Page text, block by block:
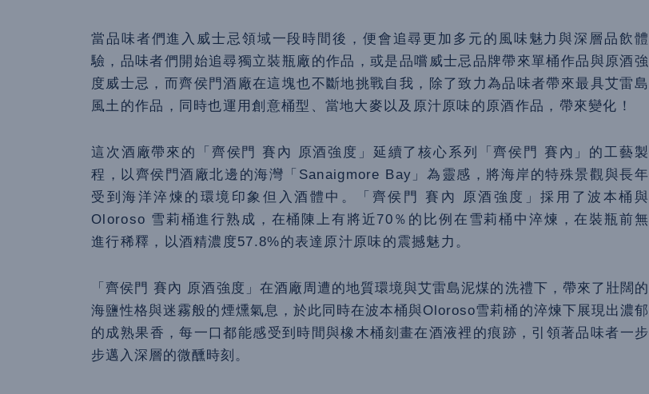
當品味者們進入威士忌領域一段時間後，便會追尋更加多元的風味魅力與深層品飲體
驗，品味者們開始追尋獨立裝瓶廠的作品，或是品嚐威士忌品牌帶來單桶作品與原酒強
度威士忌，而齊侯門酒廠在這塊也不斷地挑戰自我，除了致力為品味者帶來最具艾雷島
風土的作品，同時也運用創意桶型、當地大麥以及原汁原味的原酒作品，帶來變化！
這次酒廠帶來的「 齊侯門 賽內 原酒強度」延續了核心系列「齊侯門 賽內」的工藝製
程，以齊侯門酒廠北邊的海灣「 Sanaigmore Bay 」為靈感，將海岸的特殊景觀與長年
受到海洋淬煉的環境印象但入酒體中。「齊侯門 賽內 原酒強度」採用了波本桶與
Oloroso 雪莉桶進行熟成，在桶陳上有將近70％的比例在雪莉桶中淬煉，在裝瓶前無
進行稀釋，以酒精濃度57.8%的表達原汁原味的震撼魅力。
「齊侯門 賽內 原酒強度」在酒廠周遭的地質環境與艾雷島泥煤的洗禮下，帶來了壯闊的
海鹽性格與迷霧般的煙燻氣息，於此同時在波本桶與Oloroso雪莉桶的淬煉下展現出濃郁
的成熟果香，每一口都能感受到時間與橡木桶刻畫在酒液裡的痕跡，引領著品味者一步
步邁入深層的微醺時刻。